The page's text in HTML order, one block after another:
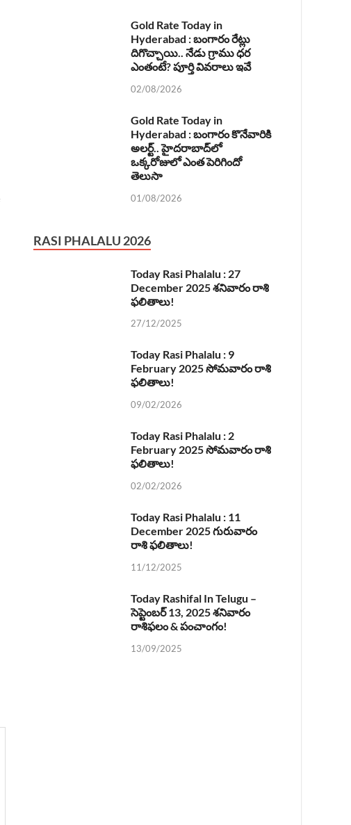
Gold Rate Today in
Hyderabad : బంగారం రేట్లు
దిగొచ్చాయి.. నేడు గ్రాము ధర
ఎంతంటే? పూర్తి వివరాలు ఇవే
02/08/2026
Gold Rate Today in
Hyderabad : బంగారం కొనేవారికి
అలర్ట్.. హైదరాబాద్‌లో
ఒక్కరోజులో ఎంత పెరిగిందో
తెలుసా
01/08/2026
RASI PHALALU 2026
Today Rasi Phalalu : 27
December 2025 శనివారం రాశి
ఫలితాలు!
27/12/2025
Today Rasi Phalalu : 9
February 2025 సోమవారం రాశి
ఫలితాలు!
09/02/2026
Today Rasi Phalalu : 2
February 2025 సోమవారం రాశి
ఫలితాలు!
02/02/2026
Today Rasi Phalalu : 11
December 2025 గురువారం
రాశి ఫలితాలు!
11/12/2025
Today Rashifal In Telugu –
సెప్టెంబర్ 13, 2025 శనివారం
రాశిఫలం & పంచాంగం!
13/09/2025